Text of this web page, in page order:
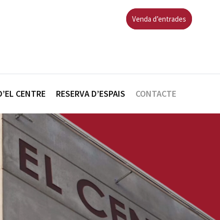
Venda d’entrades
CENTRE RESERVA D’ESPAIS CONTACTE